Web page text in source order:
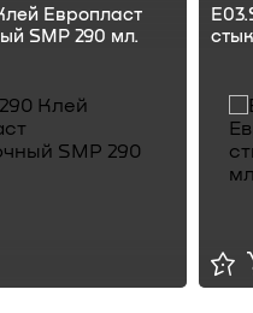
Европласт
SMP 290 мл.